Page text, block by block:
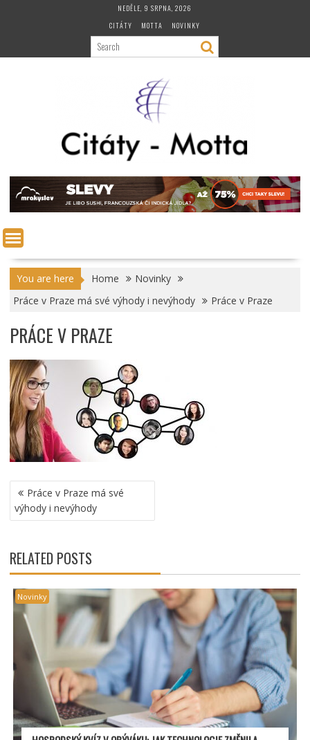
NEDĚLE, 9 SRPNA, 2026
CITÁTY
MOTTA NOVINKY
You are here Home
Novinky
Práce v Praze má své výhody i nevýhody
Práce v Praze
PRÁCE V PRAZE
NAVIGACE
PRO
PŘÍSPĚVEK
Práce v Praze má své
výhody i nevýhody
RELATED POSTS
Novinky